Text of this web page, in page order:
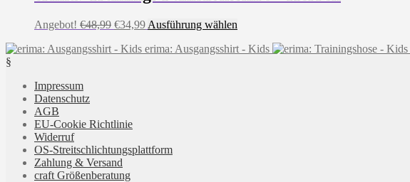
der
gewählt
werden
Die
Optionen
können
Angebot! €48,99 Ursprünglicher
war:
€34,99Aktueller
ist:
Ausführung wählen
weist
erima: Ausgangsshirt - Kids
§
Impressum
Datenschutz
AGB
EU-Cookie Richtlinie
Widerruf
OS-Streitschlichtungsplattform
Zahlung & Versand
craft Größenberatung